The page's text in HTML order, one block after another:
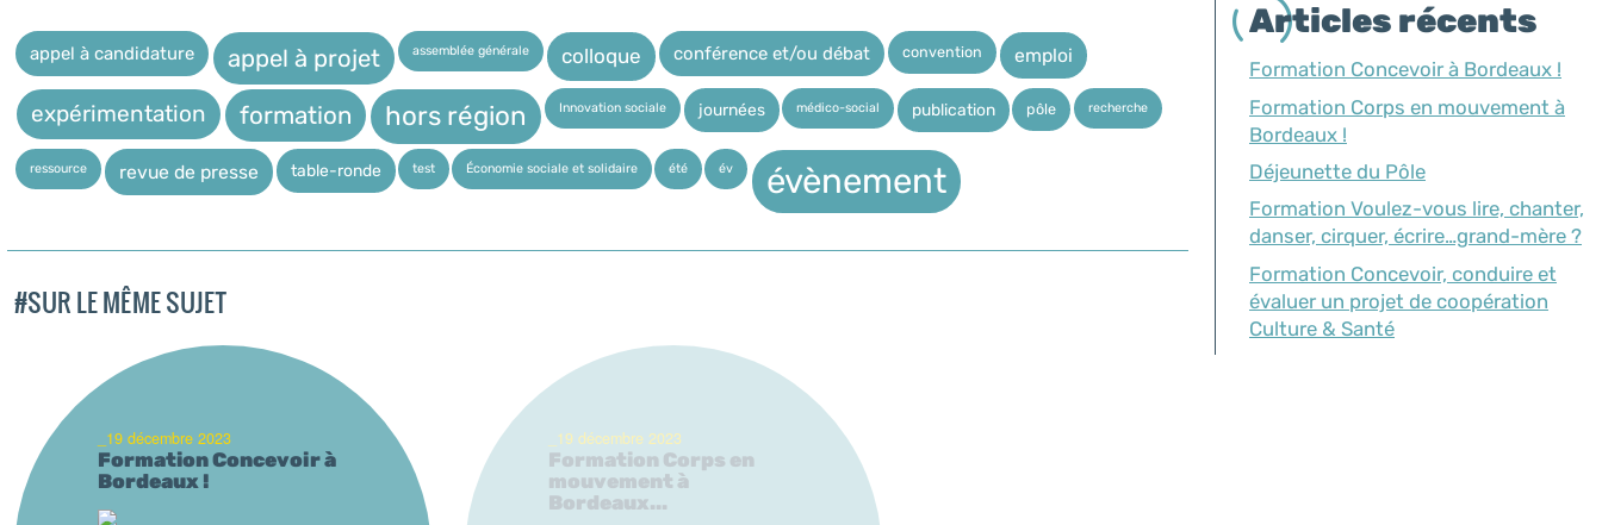
appel à candidature appel à projet assemblée générale colloque conférence et/ou débat convention emploi
expérimentation formation hors région Innovation sociale journées médico-social publication pôle recherche
ressource revue de presse table-ronde test Économie sociale et solidaire été év évènement
#SUR LE MÊME SUJET
_19 décembre 2023
Formation Concevoir à
Bordeaux !
_19 décembre 2023
Formation Corps en
mouvement à
Bordeaux...
Articles récents
Formation Concevoir à Bordeaux !
Formation Corps en mouvement à
Bordeaux !
Déjeunette du Pôle
Formation Voulez-vous lire, chanter,
danser, cirquer, écrire…grand-mère ?
Formation Concevoir, conduire et
évaluer un projet de coopération
Culture & Santé